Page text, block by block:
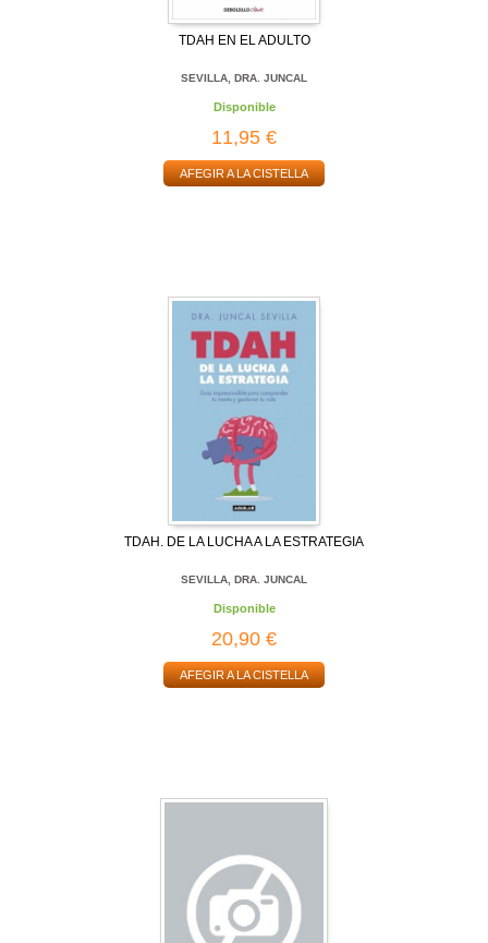
TDAH EN EL ADULTO
SEVILLA, DRA. JUNCAL
Disponible
11,95 €
AFEGIR A LA CISTELLA
TDAH. DE LA LUCHA A LA ESTRATEGIA
SEVILLA, DRA. JUNCAL
Disponible
20,90 €
AFEGIR A LA CISTELLA